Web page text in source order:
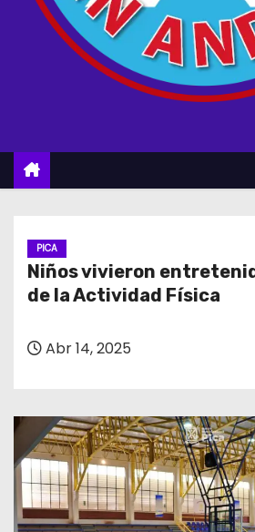
PICA
Niños vivieron
de la Actividad Física
Abr 14, 2025